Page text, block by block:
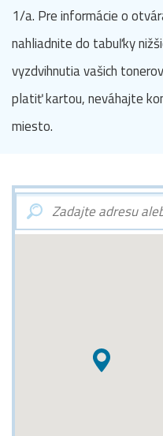
1/a. Pre informácie o
nahliadnite do tabuľky
vyzdvihnutia vašich
platiť kartou, neváhajte
miesto.